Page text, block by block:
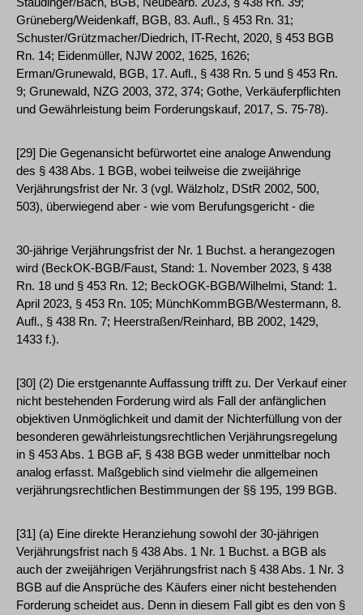
Grüneberg/Weidenkaff, BGB, 83. Aufl., § 453 Rn. 31;
Schuster/Grützmacher/Diedrich, IT-Recht, 2020, § 453 BGB
Rn. 14; Eidenmüller, NJW 2002, 1625, 1626;
Erman/Grunewald, BGB, 17. Aufl., § 438 Rn. 5 und § 453 Rn.
9; Grunewald, NZG 2003, 372, 374; Gothe, Verkäuferpflichten
und Gewährleistung beim Forderungskauf, 2017, S. 75-78).
[29] Die Gegenansicht befürwortet eine analoge Anwendung
des § 438 Abs. 1 BGB, wobei teilweise die zweijährige
Verjährungsfrist der Nr. 3 (vgl. Wälzholz, DStR 2002, 500,
503), überwiegend aber - wie vom Berufungsgericht - die
30-jährige Verjährungsfrist der Nr. 1 Buchst. a herangezogen
wird (BeckOK-BGB/Faust, Stand: 1. November 2023, § 438
Rn. 18 und § 453 Rn. 12; BeckOGK-BGB/Wilhelmi, Stand: 1.
April 2023, § 453 Rn. 105; MünchKommBGB/Westermann, 8.
Aufl., § 438 Rn. 7; Heerstraßen/Reinhard, BB 2002, 1429,
1433 f.).
[30] (2) Die erstgenannte Auffassung trifft zu. Der Verkauf einer
nicht bestehenden Forderung wird als Fall der anfänglichen
objektiven Unmöglichkeit und damit der Nichterfüllung von der
besonderen gewährleistungsrechtlichen Verjährungsregelung
in § 453 Abs. 1 BGB aF, § 438 BGB weder unmittelbar noch
analog erfasst. Maßgeblich sind vielmehr die allgemeinen
verjährungsrechtlichen Bestimmungen der §§ 195, 199 BGB.
[31] (a) Eine direkte Heranziehung sowohl der 30-jährigen
Verjährungsfrist nach § 438 Abs. 1 Nr. 1 Buchst. a BGB als
auch der zweijährigen Verjährungsfrist nach § 438 Abs. 1 Nr. 3
BGB auf die Ansprüche des Käufers einer nicht bestehenden
Forderung scheidet aus. Denn in diesem Fall gibt es den von §